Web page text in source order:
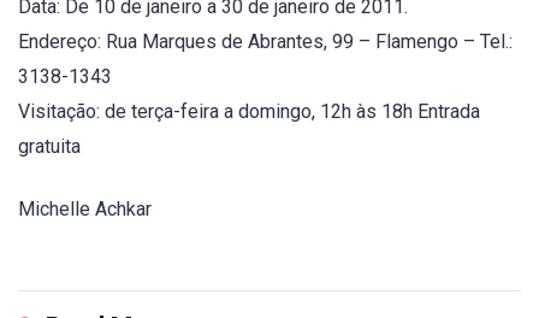
Data: De 10 de janeiro a 30 de janeiro de 2011.
Endereço: Rua Marques de Abrantes, 99 – Flamengo – Tel.:
3138-1343
Visitação: de terça-feira a domingo, 12h às 18h Entrada
gratuita
Michelle Achkar